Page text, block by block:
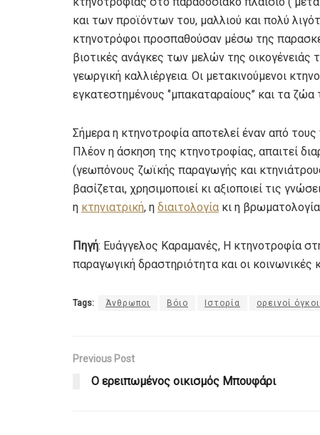
και των προϊόντων του, μαλλιού και πολύ
κτηνοτρόφοι προσπαθούσαν μέσω της
βιοτικές ανάγκες των μελών της οικογένειάς
γεωργική καλλιέργεια. Οι μετακινούμενοι
εγκατεστημένους ‘’μπακαταραίους’’ και τα ζώα
Σήμερα η κτηνοτροφία αποτελεί έναν από
Πλέον η άσκηση της κτηνοτροφίας, απαιτεί
(γεωπόνους ζωϊκής παραγωγής και
βασίζεται, χρησιμοποιεί κι αξιοποιεί τις
η κτηνιατρική, η διαιτολογία κι η
Πηγή: Ευάγγελος Καραμανές, Η κτηνοτροφία
παραγωγική δραστηριότητα και οι κοινωνικές
Tags: Άνθρωποι Βόιο Ιστορία ορεινοί όγκοι
Previous Post
Ο ερειπωμένος οικισμός Μπουφάρι